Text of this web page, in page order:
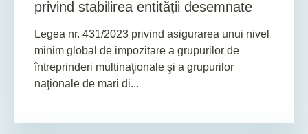
privind stabilirea entității desemnate
Legea nr. 431/2023 privind asigurarea unui nivel
minim global de impozitare a grupurilor de
întreprinderi multinaţionale şi a grupurilor
naţionale de mari di...